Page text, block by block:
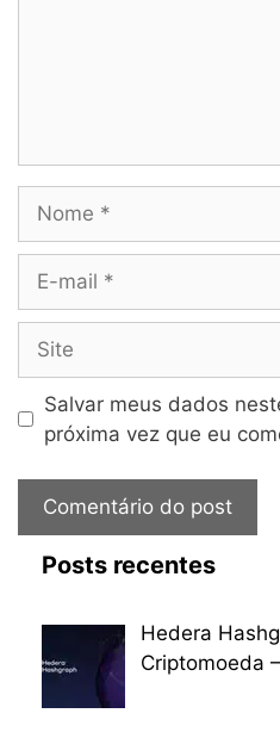
mail
Salvar meus dados
próxima vez que eu
Posts recentes
Hedera
Criptomoeda